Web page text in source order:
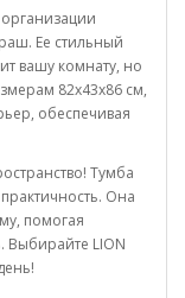
Ее стильный
вашу комнату, но
82x43x86 см,
обеспечивая
Тумба
Она
помогая
Выбирайте LION